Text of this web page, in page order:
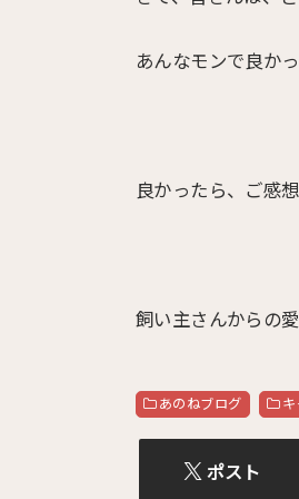
あんなモンで良か
良かったら、ご感
飼い主さんからの
あのねブログ
ポスト